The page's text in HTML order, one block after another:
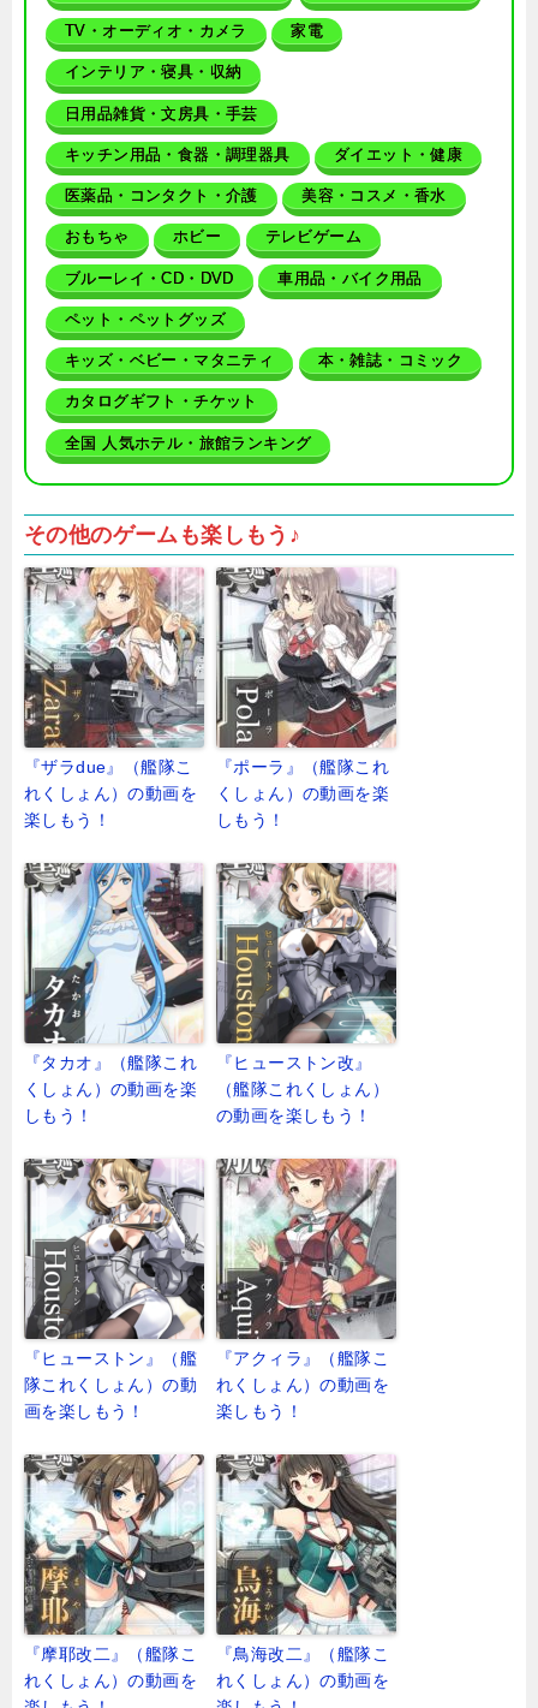
TV・オーディオ・カメラ 家電
インテリア・寝具・収納
日用品雑貨・文房具・手芸
キッチン用品・食器・調理器具 ダイエット・健康
医薬品・コンタクト・介護 美容・コスメ・香水
おもちゃ ホビー テレビゲーム
ブルーレイ・CD・DVD 車用品・バイク用品
ペット・ペットグッズ
キッズ・ベビー・マタニティ 本・雑誌・コミック
カタログギフト・チケット
全国 人気ホテル・旅館ランキング
その他のゲームも楽しもう♪
『ザラdue』（艦隊こ
れくしょん）の動画を
楽しもう！
『ポーラ』（艦隊これ
くしょん）の動画を楽
しもう！
『タカオ』（艦隊これ
くしょん）の動画を楽
しもう！
『ヒューストン改』
（艦隊これくしょん）
の動画を楽しもう！
『ヒューストン』（艦
隊これくしょん）の動
画を楽しもう！
『アクィラ』（艦隊こ
れくしょん）の動画を
楽しもう！
『摩耶改二』（艦隊こ
れくしょん）の動画を
『鳥海改二』（艦隊こ
れくしょん）の動画を